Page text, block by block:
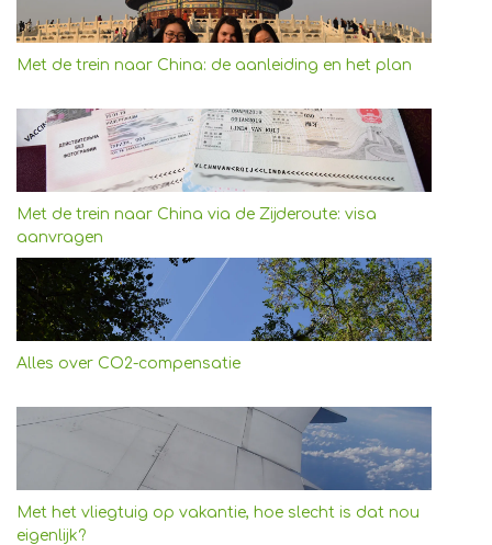
Met de trein naar China: de aanleiding en het plan
Met de trein naar China via de Zijderoute: visa
aanvragen
Alles over CO2-compensatie
Met het vliegtuig op vakantie, hoe slecht is dat nou
eigenlijk?